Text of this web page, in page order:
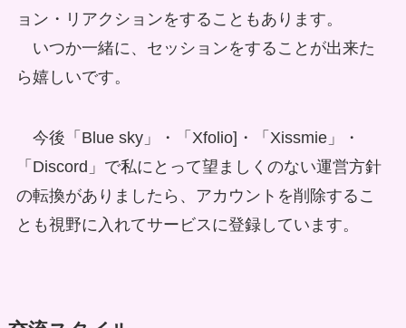
ョン・リアクションをすることもあります。
いつか一緒に、セッションをすることが出来た
ら嬉しいです。
今後「Blue sky」・「Xfolio]・「Xissmie」・
「Discord」で私にとって望ましくのない運営方針
の転換がありましたら、アカウントを削除するこ
とも視野に入れてサービスに登録しています。